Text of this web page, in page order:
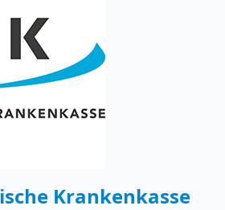
Krankenkasse